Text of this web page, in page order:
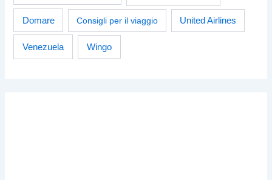
Domare Consigli per il viaggio United Airlines
Venezuela Wingo